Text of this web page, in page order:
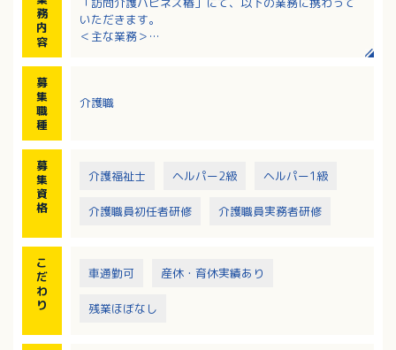
務
内
容
いただきます。
＜主な業務＞
募
集
職
種
介護職
募
集
資
格
介護福祉士 ヘルパー2級 ヘルパー1級
介護職員初任者研修 介護職員実務者研修
こ
だ
わ
り
車通勤可 産休・育休実績あり
残業ほぼなし